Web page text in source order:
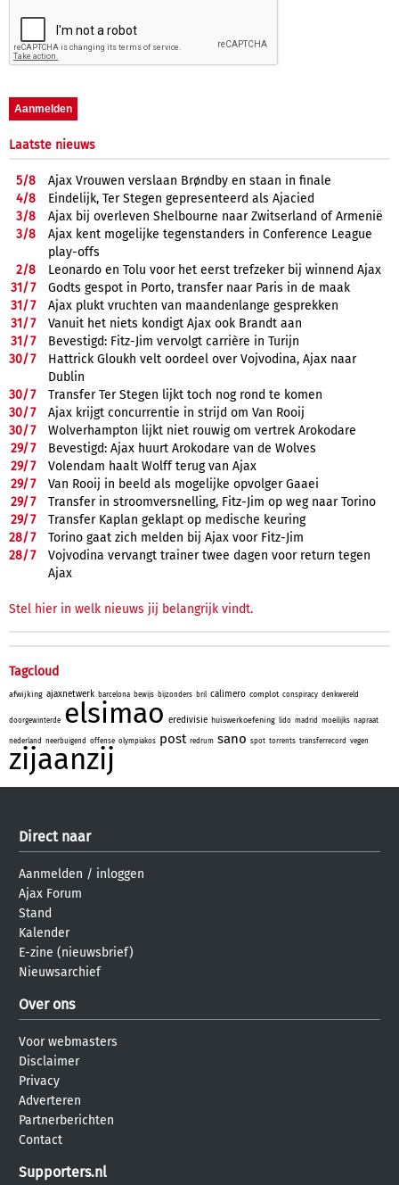
Laatste nieuws
5/8
Ajax Vrouwen verslaan Brøndby en staan in finale
4/8
Eindelijk, Ter Stegen gepresenteerd als Ajacied
3/8
Ajax bij overleven Shelbourne naar Zwitserland of Armenië
3/8
Ajax kent mogelijke tegenstanders in Conference League
play-offs
2/8
Leonardo en Tolu voor het eerst trefzeker bij winnend Ajax
31/7
Godts gespot in Porto, transfer naar Paris in de maak
31/7
Ajax plukt vruchten van maandenlange gesprekken
31/7
Vanuit het niets kondigt Ajax ook Brandt aan
31/7
Bevestigd: Fitz-Jim vervolgt carrière in Turijn
30/7
Hattrick Gloukh velt oordeel over Vojvodina, Ajax naar
Dublin
30/7
Transfer Ter Stegen lijkt toch nog rond te komen
30/7
Ajax krijgt concurrentie in strijd om Van Rooij
30/7
Wolverhampton lijkt niet rouwig om vertrek Arokodare
29/7
Bevestigd: Ajax huurt Arokodare van de Wolves
29/7
Volendam haalt Wolff terug van Ajax
29/7
Van Rooij in beeld als mogelijke opvolger Gaaei
29/7
Transfer in stroomversnelling, Fitz-Jim op weg naar Torino
29/7
Transfer Kaplan geklapt op medische keuring
28/7
Torino gaat zich melden bij Ajax voor Fitz-Jim
28/7
Vojvodina vervangt trainer twee dagen voor return tegen
Ajax
Stel hier in welk nieuws jij belangrijk vindt.
Tagcloud
afwijking ajaxnetwerk barcelona bewijs bijzonders bril calimero complot conspiracy denkwereld
doorgewinterde elsimao eredivisie huiswerkoefening lido madrid moeilijks napraat
nederland neerbuigend offense olympiakos post redrum sano spot torrents transferrecord vegen
zijaanzij
Direct naar
Aanmelden / inloggen
Ajax Forum
Stand
Kalender
E-zine (nieuwsbrief)
Nieuwsarchief
Over ons
Voor webmasters
Disclaimer
Privacy
Adverteren
Partnerberichten
Contact
Supporters.nl